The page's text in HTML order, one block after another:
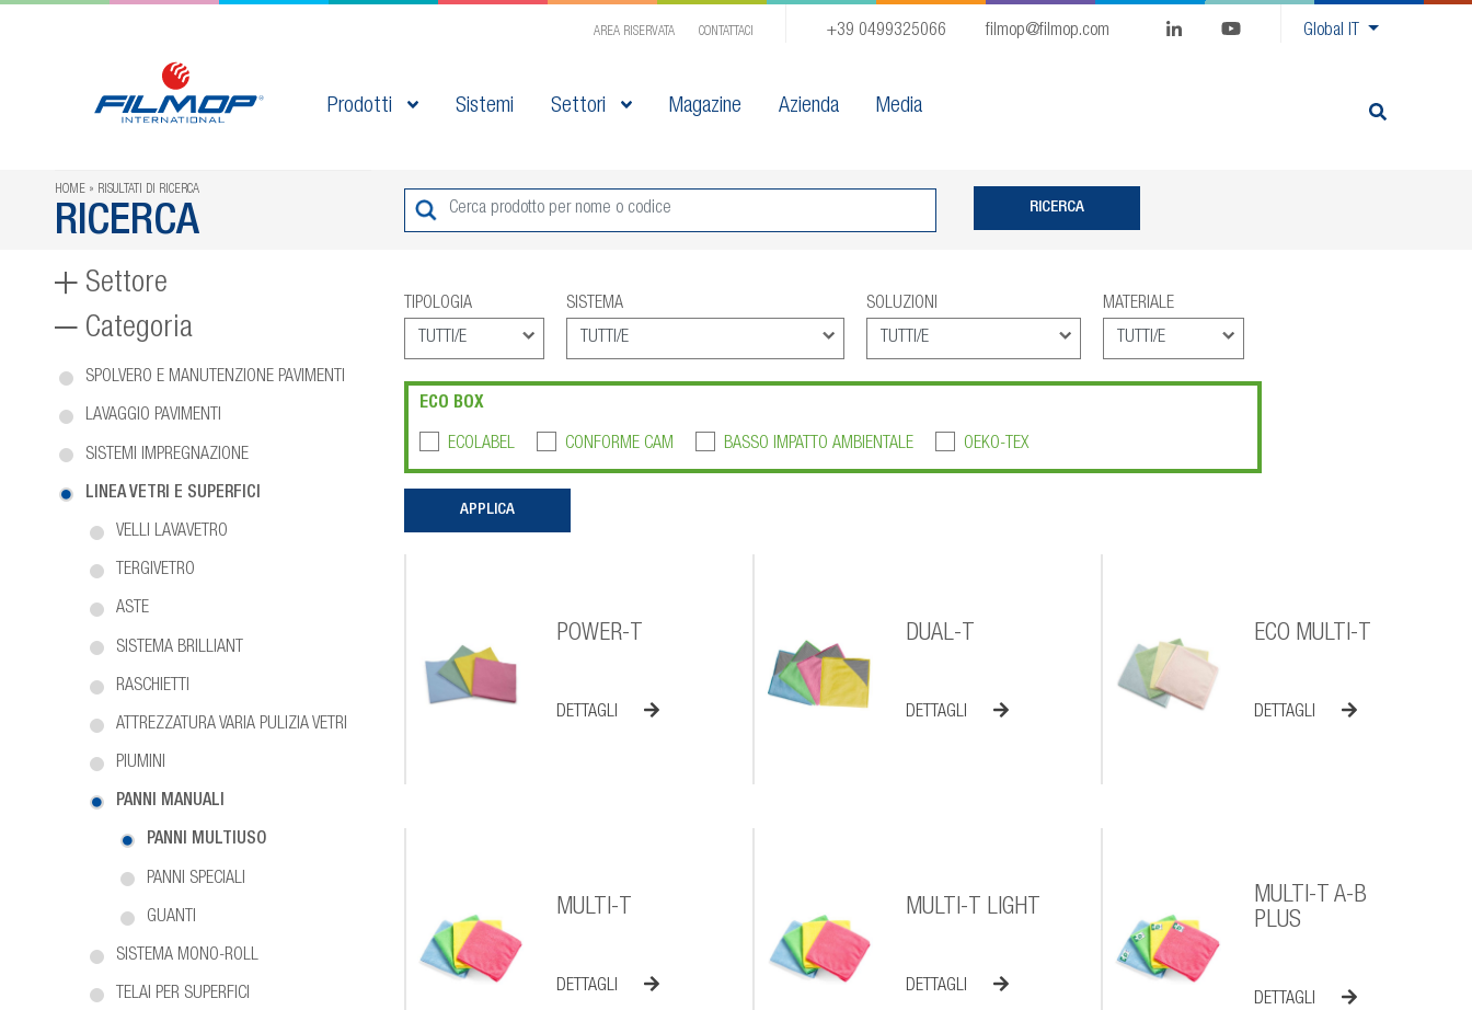
AREA RISERVATA CONTATTACI GlobalIT
+39 0499325066 filmop@filmop.com
Prodotti Sistemi Settori Magazine Azienda Media
HOME RISULTATI DI RICERCA
RICERCA
Settore
Categoria
SPOLVERO E MANUTENZIONE PAVIMENTI
LAVAGGIO PAVIMENTI
SISTEMI IMPREGNAZIONE
LINEA VETRI E SUPERFICI
VELLI LAVAVETRO
TERGIVETRO
ASTE
SISTEMA BRILLIANT
RASCHIETTI
ATTREZZATURA VARIA PULIZIA VETRI
PIUMINI
PANNI MANUALI
PANNI MULTIUSO
PANNI SPECIALI
GUANTI
SISTEMA MONO-ROLL
TELAI PER SUPERFICI
TIPOLOGIA SISTEMA SOLUZIONI MATERIALE
ECO BOX
ECOLABEL CONFORME CAM BASSO IMPATTO AMBIENTALE OEKO-TEX
POWER-T
DETTAGLI
DUAL-T
DETTAGLI
ECO MULTI-T
DETTAGLI
MULTI-T
DETTAGLI
MULTI-T LIGHT
DETTAGLI
MULTI-T A-B
PLUS
DETTAGLI